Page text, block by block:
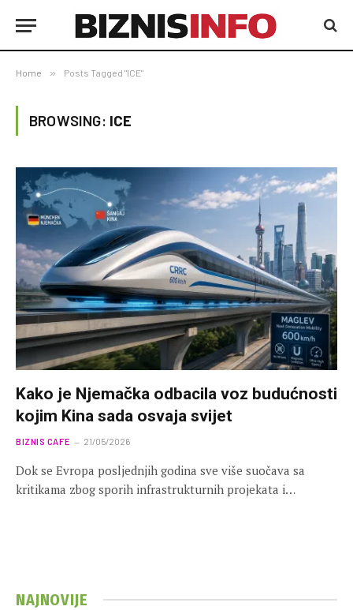
Home » Posts Tagged "ICE"
BROWSING: ICE
Kako je Njemačka odbacila voz budućnosti
kojim Kina sada osvaja svijet
BIZNIS CAFE 21/05/2026
Dok se Evropa posljednjih godina sve više suočava sa
kritikama zbog sporih infrastrukturnih projekata i…
NAJNOVIJE